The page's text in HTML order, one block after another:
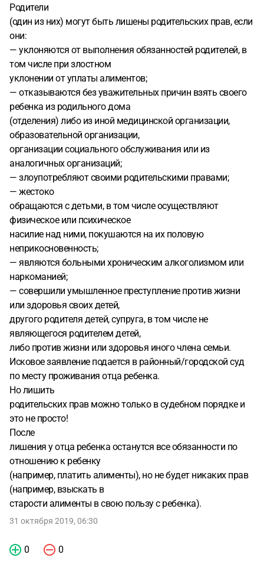
Родители
(один из них) могут быть лишены родительских прав, если
они:
— уклоняются от выполнения обязанностей родителей, в
том числе при злостном
уклонении от уплаты алиментов;
— отказываются без уважительных причин взять своего
ребенка из родильного дома
(отделения) либо из иной медицинской организации,
образовательной организации,
организации социального обслуживания или из
аналогичных организаций;
— злоупотребляют своими родительскими правами;
— жестоко
обращаются с детьми, в том числе осуществляют
физическое или психическое
насилие над ними, покушаются на их половую
неприкосновенность;
— являются больными хроническим алкоголизмом или
наркоманией;
— совершили умышленное преступление против жизни
или здоровья своих детей,
другого родителя детей, супруга, в том числе не
являющегося родителем детей,
либо против жизни или здоровья иного члена семьи.
Исковое заявление подается в районный/городской суд
по месту проживания отца ребенка.
Но лишить
родительских прав можно только в судебном порядке и
это не просто!
После
лишения у отца ребенка останутся все обязанности по
отношению к ребенку
(например, платить алименты), но не будет никаких прав
(например, взыскать в
старости алименты в свою пользу с ребенка).
31 октября 2019, 06:30
0 0